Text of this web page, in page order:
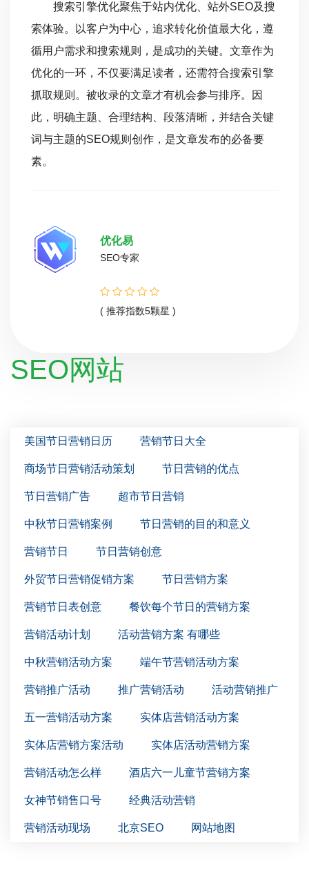
搜索引擎优化聚焦于站内优化、站外SEO及搜
索体验。以客户为中心，追求转化价值最大化，遵
循用户需求和搜索规则，是成功的关键。文章作为
优化的一环，不仅要满足读者，还需符合搜索引擎
抓取规则。被收录的文章才有机会参与排序。因
此，明确主题、合理结构、段落清晰，并结合关键
词与主题的SEO规则创作，是文章发布的必备要
素。
优化易
SEO专家
( 推荐指数5颗星 )
SEO网站
美国节日营销日历 营销节日大全
商场节日营销活动策划 节日营销的优点
节日营销广告 超市节日营销
中秋节日营销案例 节日营销的目的和意义
营销节日 节日营销创意
外贸节日营销促销方案 节日营销方案
营销节日表创意 餐饮每个节日的营销方案
营销活动计划 活动营销方案 有哪些
中秋营销活动方案 端午节营销活动方案
营销推广活动 推广营销活动 活动营销推广
五一营销活动方案 实体店营销活动方案
实体店营销方案活动 实体店活动营销方案
营销活动怎么样 酒店六一儿童节营销方案
女神节销售口号 经典活动营销
营销活动现场 北京SEO 网站地图